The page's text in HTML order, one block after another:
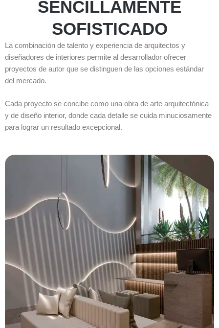
SENCILLAMENTE
SOFISTICADO
La combinación de talento y experiencia de arquitectos y
diseñadores de interiores permite al desarrollador ofrecer
proyectos de autor que se distinguen de las opciones estándar
del mercado.
Cada proyecto se concibe como una obra de arte arquitectónica
y de diseño interior, donde cada detalle se cuida minuciosamente
para lograr un resultado excepcional.